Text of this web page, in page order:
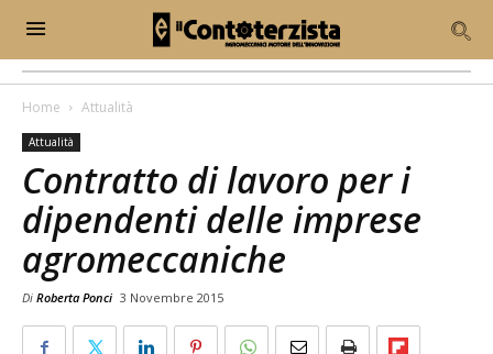
Home Attualità
Attualità
Contratto di lavoro per i
dipendenti delle imprese
agromeccaniche
Di Roberta Ponci 3 Novembre 2015